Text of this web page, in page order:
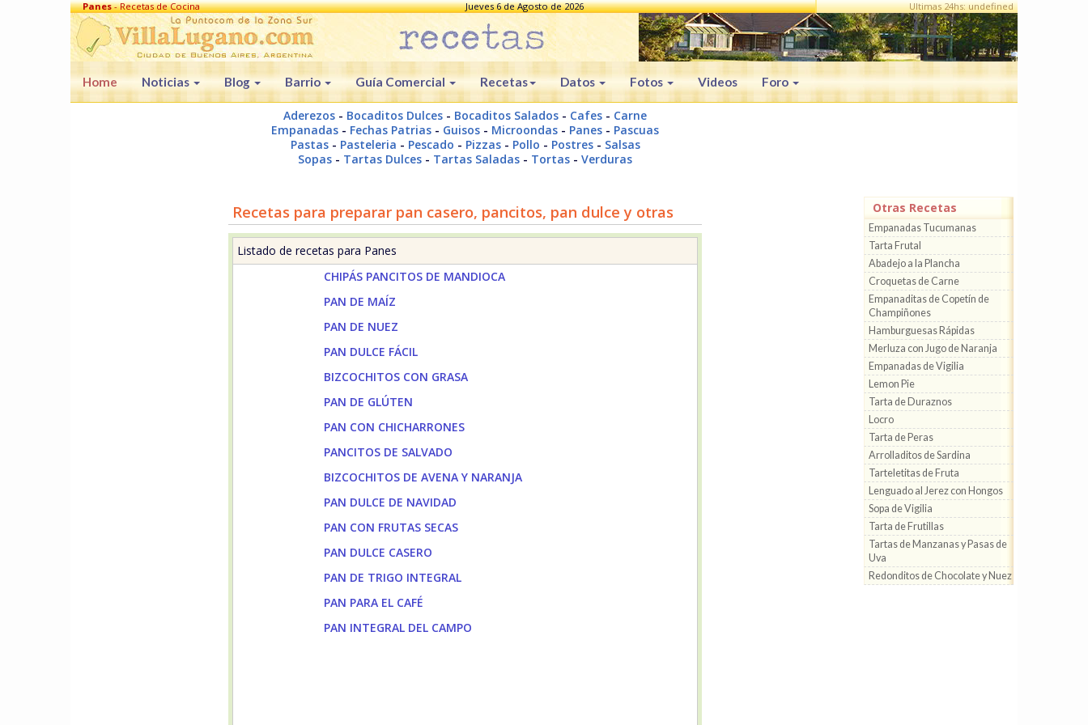
Panes- Recetas de Cocina Jueves 6 de Agosto de 2026 Ultimas 24hs: undefined
Home Noticias Blog Barrio Guía Comercial Recetas Datos Fotos Videos Foro
Aderezos - Bocaditos Dulces - Bocaditos Salados - Cafes - Carne
Empanadas - Fechas Patrias - Guisos - Microondas - Panes - Pascuas
Pastas- Pasteleria - Pescado - Pizzas- Pollo - Postres- Salsas
Sopas - Tartas Dulces - Tartas Saladas - Tortas - Verduras
Recetas para preparar pan casero, pancitos, pan dulce y otras
Listado de recetas para Panes
CHIPÁS PANCITOS DE MANDIOCA
PAN DE MAÍZ
PAN DE NUEZ
PAN DULCE FÁCIL
BIZCOCHITOS CON GRASA
PAN DE GLÚTEN
PAN CON CHICHARRONES
PANCITOS DE SALVADO
BIZCOCHITOS DE AVENA Y NARANJA
PAN DULCE DE NAVIDAD
PAN CON FRUTAS SECAS
PAN DULCE CASERO
PAN DE TRIGO INTEGRAL
PAN PARA EL CAFÉ
PAN INTEGRAL DEL CAMPO
Otras Recetas
Empanadas Tucumanas
Tarta Frutal
Abadejo a la Plancha
Croquetas de Carne
Empanaditas de Copetín de
Champiñones
Hamburguesas Rápidas
Merluza con Jugo de Naranja
Empanadas de Vigilia
Lemon Pie
Tarta de Duraznos
Locro
Tarta de Peras
Arrolladitos de Sardina
Tarteletitas de Fruta
Lenguado al Jerez con Hongos
Sopa de Vigilia
Tarta de Frutillas
Tartas de Manzanas y Pasas de
Uva
Redonditos de Chocolate y Nuez